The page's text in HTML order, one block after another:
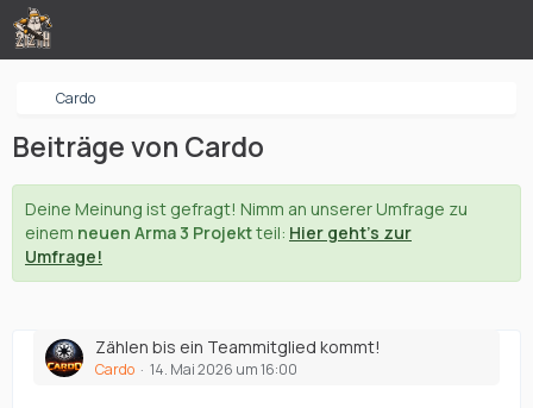
Cardo
Beiträge von Cardo
Deine Meinung ist gefragt! Nimm an unserer Umfrage zu
einem neuen Arma 3 Projektteil: Hier geht's zur
Umfrage!
Zählen bis ein Teammitglied kommt!
Cardo 14. Mai 2026 um 16:00